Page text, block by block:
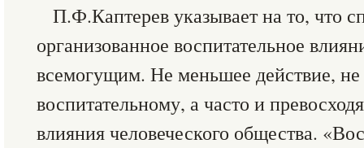
П.Ф.Каптерев указывает на то, что
организованное воспитательное
всемогущим. Не меньшее действие,
воспитательному, а часто и
влияния человеческого общества.